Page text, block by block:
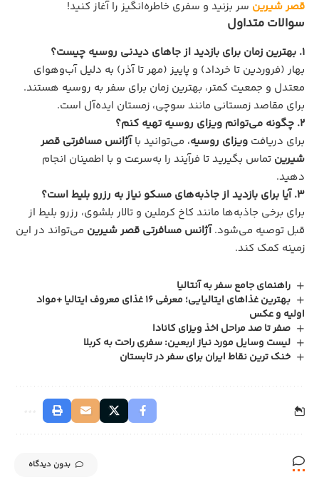
قصر شیرین سر بزنید و سفری خاطره‌انگیز را آغاز کنید!
سوالات متداول
۱. بهترین زمان برای بازدید از جاهای دیدنی روسیه چیست؟
بهار (فروردین تا خرداد) و پاییز (مهر تا آذر) به دلیل آب‌وهوای
معتدل و جمعیت کمتر، بهترین زمان برای سفر به روسیه هستند.
برای مقاصد زمستانی مانند سوچی، زمستان ایده‌آل است.
۲. چگونه می‌توانم ویزای روسیه تهیه کنم؟
برای دریافت ویزای روسیه، می‌توانید باآژانس مسافرتی قصر
شیرین تماس بگیرید تا فرآیند را به‌سرعت و با اطمینان انجام
دهید.
3. آیا برای بازدید از جاذبه‌های مسکو نیاز به رزرو بلیط است؟
برای برخی جاذبه‌ها مانند کاخ کرملین و تالار بلشوی، رزرو بلیط از
قبل توصیه می‌شود.آژانس مسافرتی قصر شیرین می‌تواند در این
زمینه کمک کند.
راهنمای جامع سفر به آنتالیا
بهترین غذاهای ایتالیایی؛ معرفی 16 غذای معروف ایتالیا +مواد
اولیه و عکس
صفر تا صد مراحل اخذ ویزای کانادا
لیست وسایل مورد نیاز اربعین: سفری راحت به کربلا
خنک‌ ترین نقاط ایران برای سفر در تابستان
بدون دیدگاه